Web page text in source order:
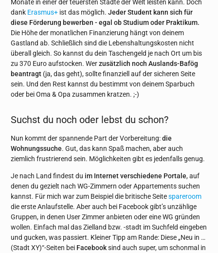
Monate in einer der teuersten Städte der Welt leisten kann. Doch
dank Erasmus+ ist das möglich.Jeder Student kann sich für
diese Förderung bewerben - egal ob Studium oder Praktikum.
Die Höhe der monatlichen Finanzierung hängt von deinem
Gastland ab. Schließlich sind die Lebenshaltungskosten nicht
überall gleich. So kannst du dein Taschengeld je nach Ort um bis
zu 370 Euro aufstocken. Werzusätzlich noch Auslands-Bafög
beantragt (ja, das geht), sollte finanziell auf der sicheren Seite
sein. Und den Rest kannst du bestimmt von deinem Sparbuch
oder bei Oma & Opa zusammen kratzen. ;-)
Suchst du noch oder lebst du schon?
Nun kommt der spannende Part der Vorbereitung:die
Wohnungssuche. Gut, das kann Spaß machen, aber auch
ziemlich frustrierend sein. Möglichkeiten gibt es jedenfalls genug.
Je nach Land findest du im Internet verschiedene Portale, auf
denen du gezielt nach WG-Zimmern oder Appartements suchen
kannst. Für mich war zum Beispiel die britische Seitespareroom
die erste Anlaufstelle. Aber auch bei Facebook gibt’s unzählige
Gruppen, in denen User Zimmer anbieten oder eine WG gründen
wollen. Einfach mal das Zielland bzw. -stadt im Suchfeld eingeben
und gucken, was passiert. Kleiner Tipp am Rande: Diese „Neu in …
(Stadt XY)“-Seiten bei Facebooksind auch super, um schonmal in